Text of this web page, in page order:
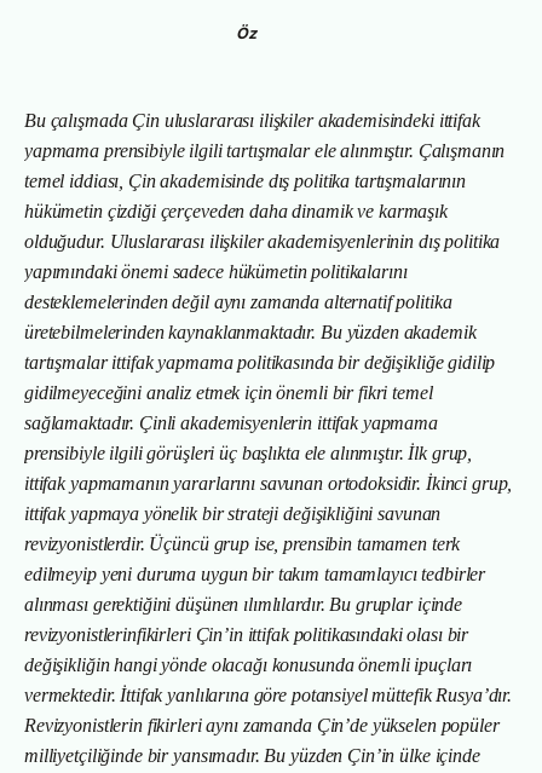
Öz
Bu çalışmada Çin uluslararası ilişkiler akademisindeki ittifak
yapmama prensibiyle ilgili tartışmalar ele alınmıştır. Çalışmanın
temel iddiası, Çin akademisinde dış politika tartışmalarının
hükümetin çizdiği çerçeveden daha dinamik ve karmaşık
olduğudur. Uluslararası ilişkiler akademisyenlerinin dış politika
yapımındaki önemi sadece hükümetin politikalarını
desteklemelerinden değil aynı zamanda alternatif politika
üretebilmelerinden kaynaklanmaktadır. Bu yüzden akademik
tartışmalar ittifak yapmama politikasında bir değişikliğe gidilip
gidilmeyeceğini analiz etmek için önemli bir fikri temel
sağlamaktadır. Çinli akademisyenlerin ittifak yapmama
prensibiyle ilgili görüşleri üç başlıkta ele alınmıştır. İlk grup,
ittifak yapmamanın yararlarını savunan ortodoksidir. İkinci grup,
ittifak yapmaya yönelik bir strateji değişikliğini savunan
revizyonistlerdir. Üçüncü grup ise, prensibin tamamen terk
edilmeyip yeni duruma uygun bir takım tamamlayıcı tedbirler
alınması gerektiğini düşünen ılımlılardır. Bu gruplar içinde
revizyonistlerinfikirleri Çin’in ittifak politikasındaki olası bir
değişikliğin hangi yönde olacağı konusunda önemli ipuçları
vermektedir. İttifak yanlılarına göre potansiyel müttefik Rusya’dır.
Revizyonistlerin fikirleri aynı zamanda Çin’de yükselen popüler
milliyetçiliğinde bir yansımadır. Bu yüzden Çin’in ülke içinde